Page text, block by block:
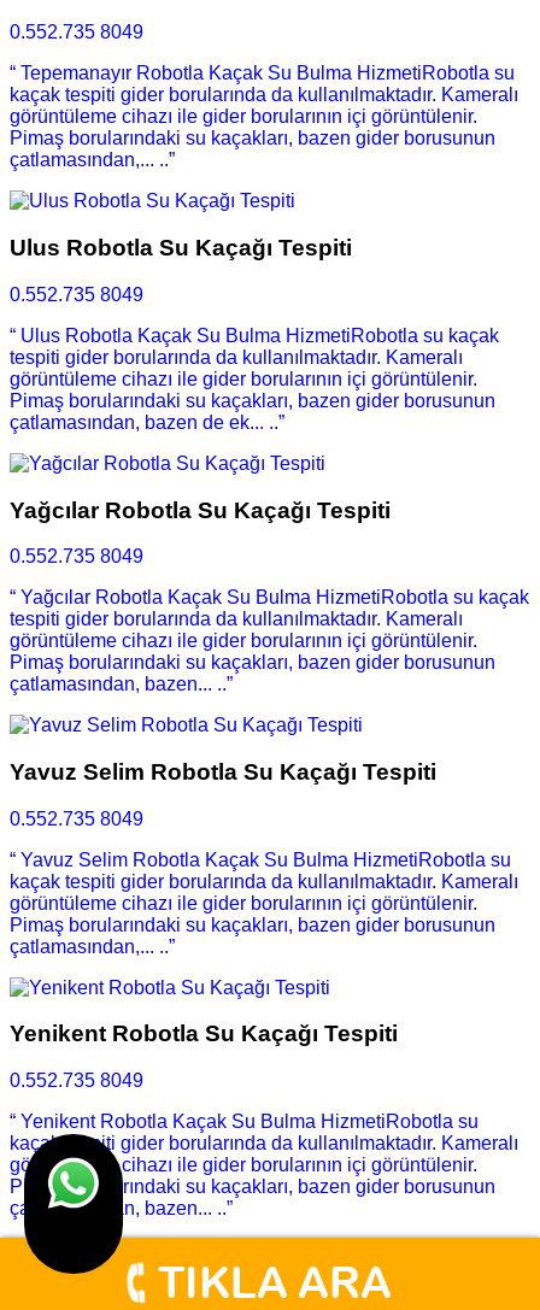
0.552.735 8049
“ Tepemanayır Robotla Kaçak Su Bulma HizmetiRobotla su
kaçak tespiti gider borularında da kullanılmaktadır. Kameralı
görüntüleme cihazı ile gider borularının içi görüntülenir.
Pimaş borularındaki su kaçakları, bazen gider borusunun
çatlamasından,... ..”
Ulus Robotla Su Kaçağı Tespiti
0.552.735 8049
“ Ulus Robotla Kaçak Su Bulma HizmetiRobotla su kaçak
tespiti gider borularında da kullanılmaktadır. Kameralı
görüntüleme cihazı ile gider borularının içi görüntülenir.
Pimaş borularındaki su kaçakları, bazen gider borusunun
çatlamasından, bazen de ek... ..”
Yağcılar Robotla Su Kaçağı Tespiti
0.552.735 8049
“ Yağcılar Robotla Kaçak Su Bulma HizmetiRobotla su kaçak
tespiti gider borularında da kullanılmaktadır. Kameralı
görüntüleme cihazı ile gider borularının içi görüntülenir.
Pimaş borularındaki su kaçakları, bazen gider borusunun
çatlamasından, bazen... ..”
Yavuz Selim Robotla Su Kaçağı Tespiti
0.552.735 8049
“ Yavuz Selim Robotla Kaçak Su Bulma HizmetiRobotla su
kaçak tespiti gider borularında da kullanılmaktadır. Kameralı
görüntüleme cihazı ile gider borularının içi görüntülenir.
Pimaş borularındaki su kaçakları, bazen gider borusunun
çatlamasından,... ..”
Yenikent Robotla Su Kaçağı Tespiti
0.552.735 8049
“ Yenikent Robotla Kaçak Su Bulma HizmetiRobotla su
kaçak tespiti gider borularında da kullanılmaktadır. Kameralı
görüntüleme cihazı ile gider borularının içi görüntülenir.
Pimaş borularındaki su kaçakları, bazen gider borusunun
çatlamasından, bazen... ..”
Kocaeli Robotla Su Kaçağı Tespiti